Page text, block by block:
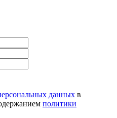
данных в
политики